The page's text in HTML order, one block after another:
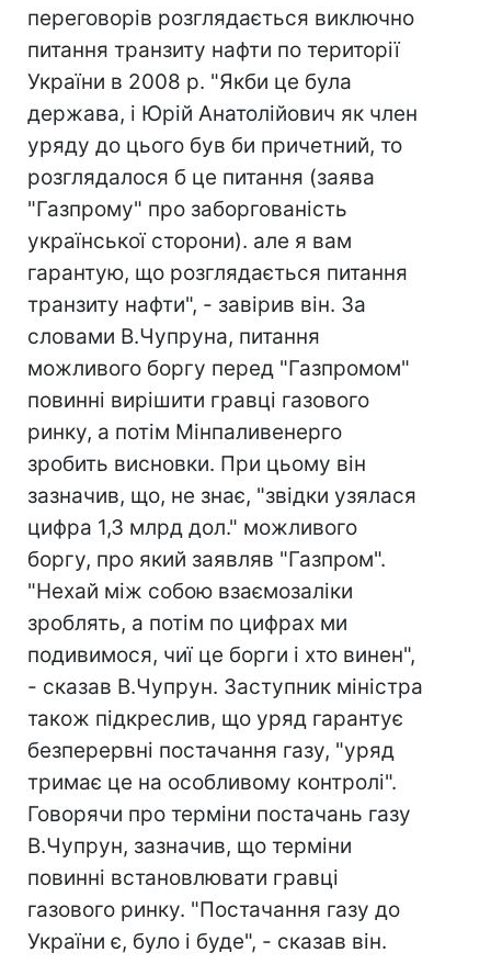
переговорів розглядається виключно
питання транзиту нафти по території
України в 2008 р. "Якби це була
держава, і Юрій Анатолійович як член
уряду до цього був би причетний, то
розглядалося б це питання (заява
"Газпрому" про заборгованість
української сторони). але я вам
гарантую, що розглядається питання
транзиту нафти", - завірив він. За
словами В.Чупруна, питання
можливого боргу перед "Газпромом"
повинні вирішити гравці газового
ринку, а потім Мінпаливенерго
зробить висновки. При цьому він
зазначив, що, не знає, "звідки узялася
цифра 1,3 млрд дол." можливого
боргу, про який заявляв "Газпром".
"Нехай між собою взаємозаліки
зроблять, а потім по цифрах ми
подивимося, чиї це борги і хто винен",
- сказав В.Чупрун. Заступник міністра
також підкреслив, що уряд гарантує
безперервні постачання газу, "уряд
тримає це на особливому контролі".
Говорячи про терміни постачань газу
В.Чупрун, зазначив, що терміни
повинні встановлювати гравці
газового ринку. "Постачання газу до
України є, було і буде", - сказав він.